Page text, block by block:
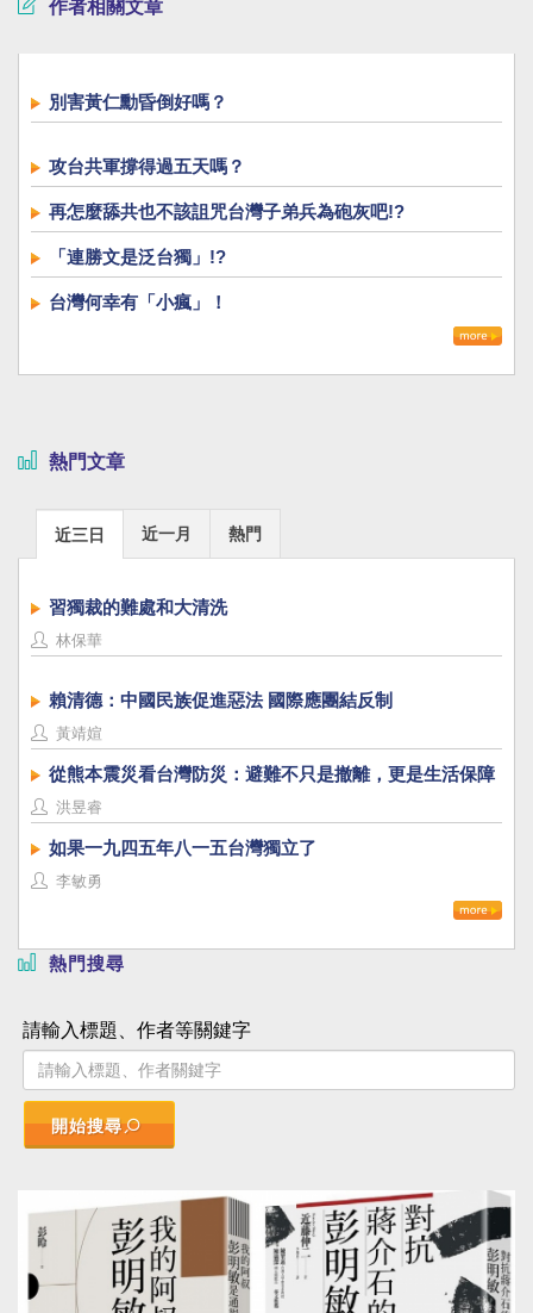
作者相關文章
別害黃仁勳昏倒好嗎？
攻台共軍撐得過五天嗎？
再怎麼舔共也不該詛咒台灣子弟兵為砲灰吧!?
「連勝文是泛台獨」!?
台灣何幸有「小瘋」！
熱門文章
近三日 近一月 熱門
習獨裁的難處和大清洗
林保華
賴清德：中國民族促進惡法 國際應團結反制
黃靖媗
從熊本震災看台灣防災：避難不只是撤離，更是生活保障
洪昱睿
如果一九四五年八一五台灣獨立了
李敏勇
熱門搜尋
請輸入標題、作者等關鍵字
開始搜尋